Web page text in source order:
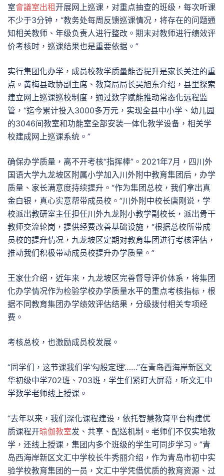
室會議室出租开展网上巡课，对重点抽查的班级，每次听课
不少于3分钟，“教务处每周反馈巡课情况，将存在的问题通
知相关教师、年级负责人进行整改。期末对教师进行绩效评
价考核时，巡课结果也是重要依据。”
实行集团化办学，成员校教学质量能否提升是家长关注的重
点。黄梅县政协副主席、教育局局长吴旭东介绍，县里探索
建立网上巡课巡校制度，通过数字赋能推动常态化远程监
管，“迄今累计投入3000多万元，实现全县中小学、幼儿园
的3046间教室和功能室全部安装一体化教学设备，相关学
校建成网上巡课系统。”
确保办学质量，离不开考核“指挥棒”。2021年7月，四川外
国语大学九龙坡区附属小学加入川外附中教育集团后，办学
质量、家长满意度持续提升。“作为集团总校，我们拿出真
金白银，真心实意帮带成员校。”川外附中校长唐刚说，学
校派出教研室主任担任川外九龙附小教学副校长，派出骨干
教师交流轮岗，提供经费改善基础设施，“根据总校所带成
员校的提升情况，九龙坡区定期对教育集团进行考核评估，
推动我们积极带动成员校提升办学质量。”
王家仕介绍，近年来，九龙坡区完善督导评价体系，将集团
化办学情况作为检验学校办学质量水平的重点考核指标，根
据不同教育集团办学绩效评估结果，分级拨付相关专项经
费。
考核总校，也激励成员校发展。
“同学们，这节课我们学‘勾股定理’……”在青岛西海岸新区文
华初级中学702班、703班，学生们紧盯大屏幕，听文汇中
学数学老师线上授课。
“去年以来，我们深化课程建设，依托智慧教育平台构建优
质课程开瑜伽教室发、共享、配送机制。老师们不仅实地教
学，还线上授课，集团内多个班级的学生可同步学习。”青
岛西海岸新区文汇中学校长牛秀丽介绍，作为青岛市初中实
验学校教育集团的一员，文汇中学凭借优质的教育资源、过